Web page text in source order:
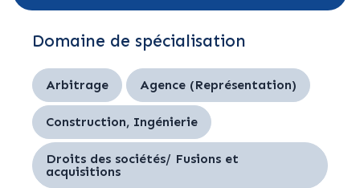
Domaine de spécialisation
Arbitrage Agence (Représentation)
Construction, Ingénierie
Droits des sociétés/ Fusions et
acquisitions